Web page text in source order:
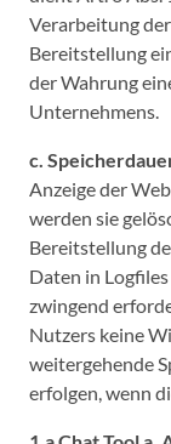
Verarbeitung
Bereitstellung
der Wahrung
Unternehmens.
c.
Anzeige der
werden sie
Bereitstellung
Daten in
zwingend
Nutzers keine
weitergehende
erfolgen, wenn